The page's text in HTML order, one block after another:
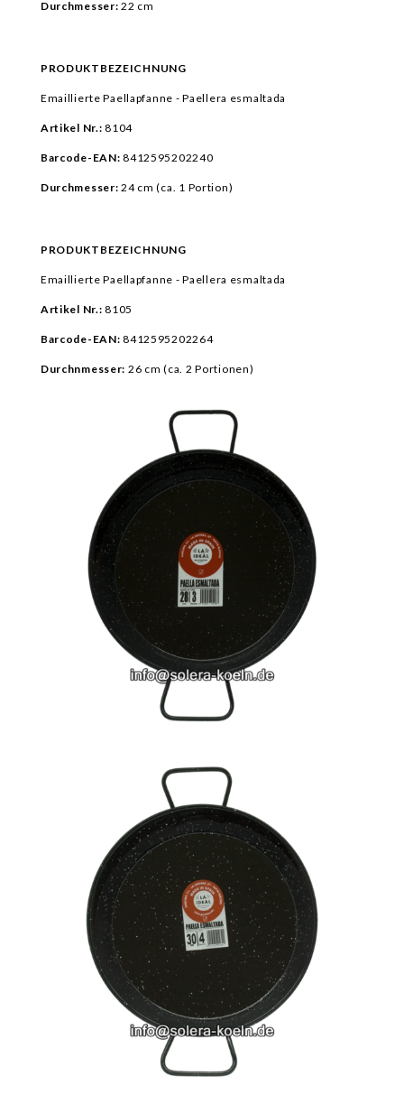
Durchmesser: 22 cm
PRODUKTBEZEICHNUNG
Emaillierte Paellapfanne - Paellera esmaltada
Artikel Nr.:8104
Barcode-EAN: 8412595202240
Durchmesser: 24 cm (ca. 1 Portion)
PRODUKTBEZEICHNUNG
Emaillierte Paellapfanne - Paellera esmaltada
Artikel Nr.:8105
Barcode-EAN: 8412595202264
Durchnmesser: 26 cm (ca. 2 Portionen)